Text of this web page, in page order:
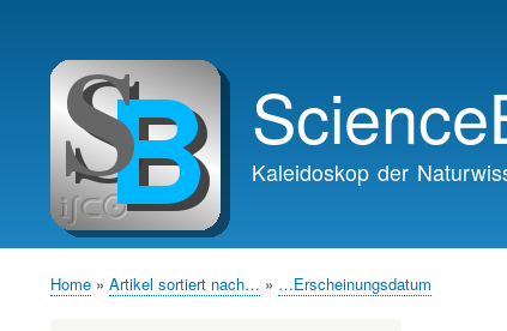
navigation
Kaleidoskop der
Home Artikel sortiert nach… …Erscheinungsdatum